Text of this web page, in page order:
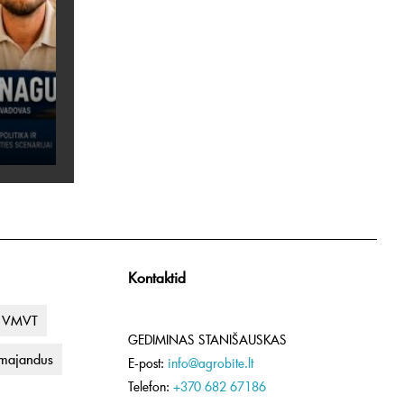
VMVT
Kontaktid
GEDIMINAS STANIŠAUSKAS
E-post: info@agrobite.lt
Telefon: +370 682 67186